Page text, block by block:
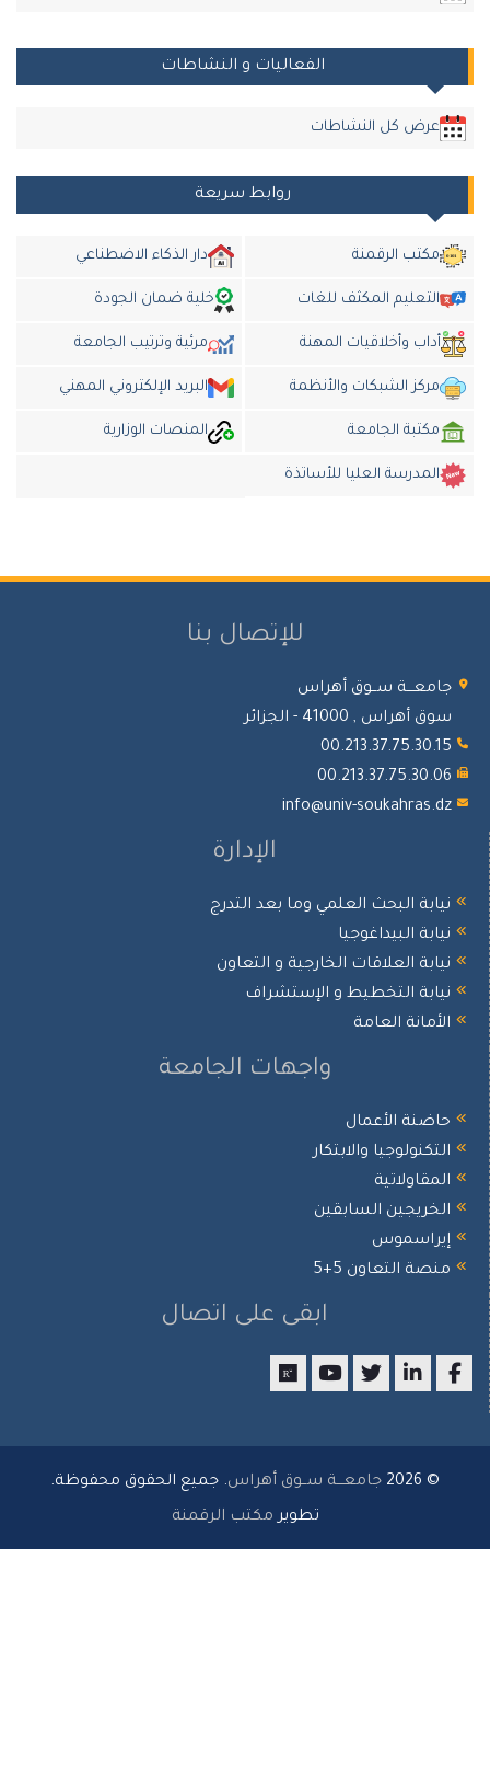
الفعاليات و النشاطات
عرض كل النشاطات
روابط سريعة
مكتب الرقمنة دار الذكاء الاضطناعي
التعليم المكثف للغات خلية ضمان الجودة
أداب وأخلاقيات المهنة مرئية وترتيب الجامعة
مركز الشبكات والأنظمة البريد الإلكتروني المهني
مكتبة الجامعة المنصات الوزارية
المدرسة العليا للأساتذة
للإتصال بنا
ســوق أهراس
أهراس , 41000 - الجزائر
info@univ-
الإدارة
البحث العلمي وما بعد التدرج
البيداغوجيا
العلاقات الخارجية و التعاون
التخطيط و الإستشراف
العامة
واجهات الجامعة
الأعمال
والابتكار
السابقين
التعاون 5+5
ابقى على اتصال
جامعـــة ســوق أهراس . جميع الحقوق محفوظة.
مكتب الرقمنة